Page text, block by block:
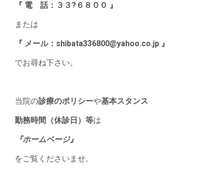
『 電 話：３３?６８００ 』
または
『 メール：shibata336800@yahoo.co.jp 』
でお尋ね下さい。
当院の診療のポリシーや基本スタンス
勤務時間（休診日）等は
『ホームページ』
をご覧くださいませ。